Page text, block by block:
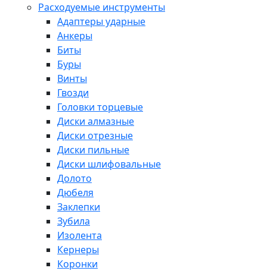
Расходуемые инструменты
Адаптеры ударные
Анкеры
Биты
Буры
Винты
Гвозди
Головки торцевые
Диски алмазные
Диски отрезные
Диски пильные
Диски шлифовальные
Долото
Дюбеля
Заклепки
Зубила
Изолента
Кернеры
Коронки